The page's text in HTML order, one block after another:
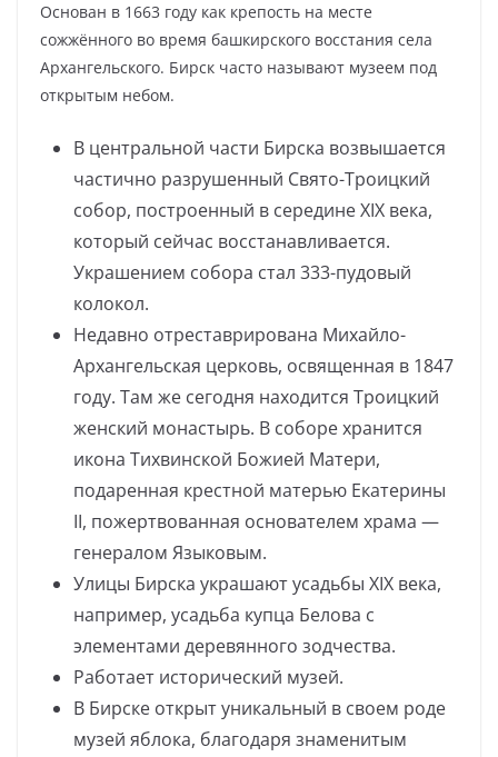
Основан в 1663 году как крепость на месте
сожжённого во время башкирского восстания села
Архангельского. Бирск часто называют музеем под
открытым небом.
В центральной части Бирска возвышается
частично разрушенный Свято-Троицкий
собор, построенный в середине XIX века,
который сейчас восстанавливается.
Украшением собора стал 333-пудовый
колокол.
Недавно отреставрирована Михайло-
Архангельская церковь, освященная в 1847
году. Там же сегодня находится Троицкий
женский монастырь. В соборе хранится
икона Тихвинской Божией Матери,
подаренная крестной матерью Екатерины
II, пожертвованная основателем храма —
генералом Языковым.
Улицы Бирска украшают усадьбы XIX века,
например, усадьба купца Белова с
элементами деревянного зодчества.
Работает исторический музей.
В Бирске открыт уникальный в своем роде
музей яблока, благодаря знаменитым